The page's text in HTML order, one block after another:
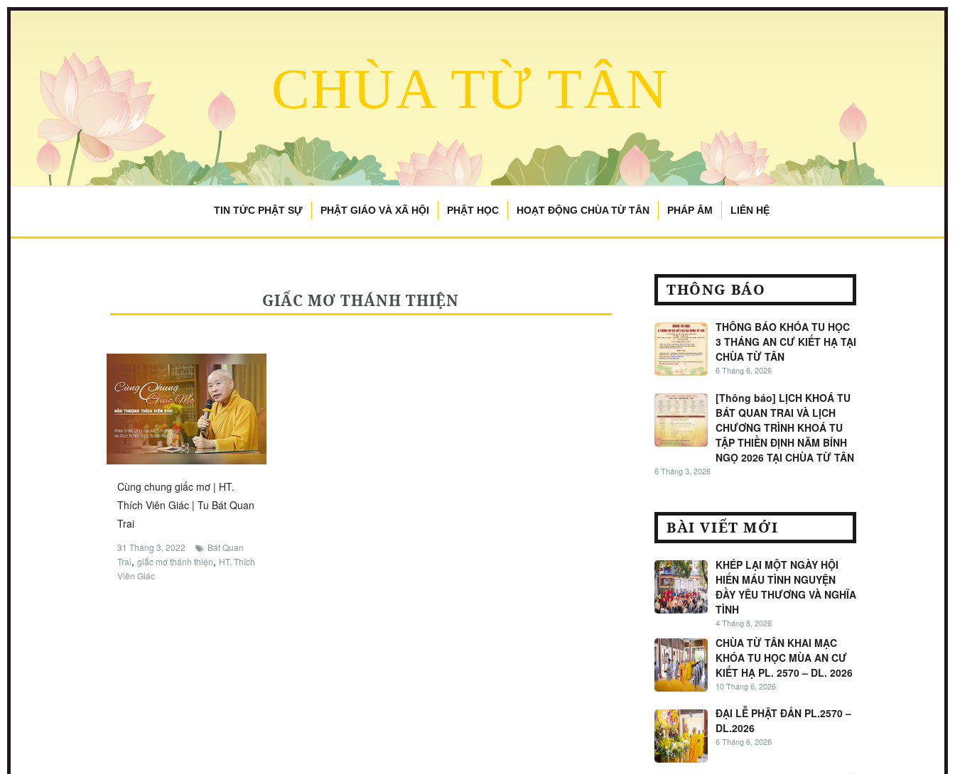
CHÙA TỪ TÂN
TIN TỨC PHẬT SỰ PHẬT GIÁO VÀ XÃ HỘI PHẬT HỌC HOẠT ĐỘNG CHÙA TỪ TÂN PHÁP ÂM LIÊN HỆ
GIẤC MƠ THÁNH THIỆN
Cùng chung giấc mơ | HT.
Thích Viên Giác | Tu Bát Quan
Trai
31 Tháng 3, 2022
Bát Quan
Trai, giấc mơ thánh thiện, HT. Thích
Viên Giác
THÔNG BÁO
THÔNG BÁO KHÓA TU HỌC
3 THÁNG AN CƯ KIẾT HẠ TẠI
CHÙA TỪ TÂN
6 Tháng 6, 2026
[Thông báo] LỊCH KHOÁ TU
BÁT QUAN TRAI VÀ LỊCH
CHƯƠNG TRÌNH KHOÁ TU
TẬP THIỀN ĐỊNH NĂM BÍNH
NGỌ 2026 TẠI CHÙA TỪ TÂN
6 Tháng 3, 2026
BÀI VIẾT MỚI
KHÉP LẠI MỘT NGÀY HỘI
HIẾN MÁU TÌNH NGUYỆN
ĐẦY YÊU THƯƠNG VÀ NGHĨA
TÌNH
4 Tháng 8, 2026
CHÙA TỪ TÂN KHAI MẠC
KHÓA TU HỌC MÙA AN CƯ
KIẾT HẠ PL. 2570 – DL. 2026
10 Tháng 6, 2026
ĐẠI LỄ PHẬT ĐẢN PL.2570 –
DL.2026
6 Tháng 6, 2026